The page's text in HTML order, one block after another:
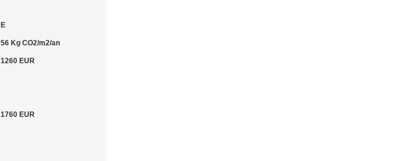
E
56 Kg CO2/m2/an
1260 EUR
1760 EUR